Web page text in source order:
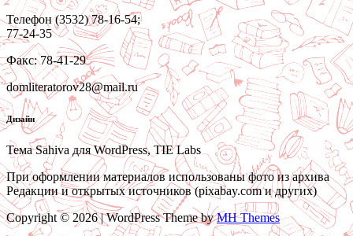
Телефон (3532) 78-16-54;
77-24-35
Факс: 78-41-29
domliteratorov28@mail.ru
Дизайн
Тема Sahiva для WordPress, TIE Labs
При оформлении материалов использованы фото из архива
Редакции и открытых источников (pixabay.com и других)
Copyright © 2026 | WordPress Theme byMH Themes